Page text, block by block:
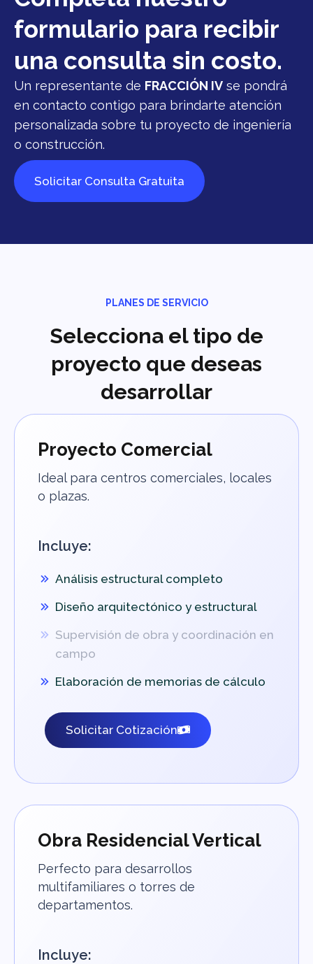
formulario para recibir
una consulta sin costo.
Un representante de FRACCIÓN IV se pondrá
en contacto contigo para brindarte atención
personalizada sobre tu proyecto de ingeniería
o construcción.
Solicitar Consulta Gratuita
PLANES DE SERVICIO
Selecciona el tipo de
proyecto que deseas
desarrollar
Proyecto Comercial
Ideal para centros comerciales, locales
o plazas.
Incluye:
Análisis estructural completo
Diseño arquitectónico y estructural
Supervisión de obra y coordinación en
campo
Elaboración de memorias de cálculo
Solicitar Cotización
Obra Residencial Vertical
Perfecto para desarrollos
multifamiliares o torres de
departamentos.
Incluye: